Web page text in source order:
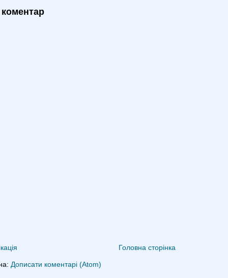
Головна сторінка
Дописати коментарі (Atom)